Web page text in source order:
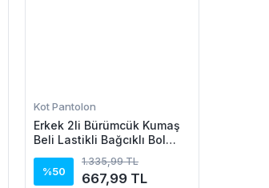
Kot Pantolon
Erkek 2li Bürümcük Kumaş
Beli Lastikli Bağcıklı Bol
Beyaz/Vizon
%50
1.335,99 TL
667,99 TL